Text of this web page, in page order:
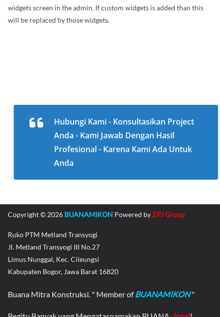
widgets screen in the admin. If custom widgets is added than this
will be replaced by those widgets.
Hubungi Kami - Konsultasikan Project
Anda - Kami Jawab Dengan Hasil
Profesional - Karena Kami Ada Untuk
Anda
Copyright © 2026 BUANAMIKON Powered byZPJ Group
Ruko PTM Metland Transyogi
Jl. Metland Transyogi III No.27
Limus Nunggal, Kec. Cileungsi
Kabupaten Bogor, Jawa Barat 16820
Buana Mitra Konstruksi. " Member ofBUANAMIKON"